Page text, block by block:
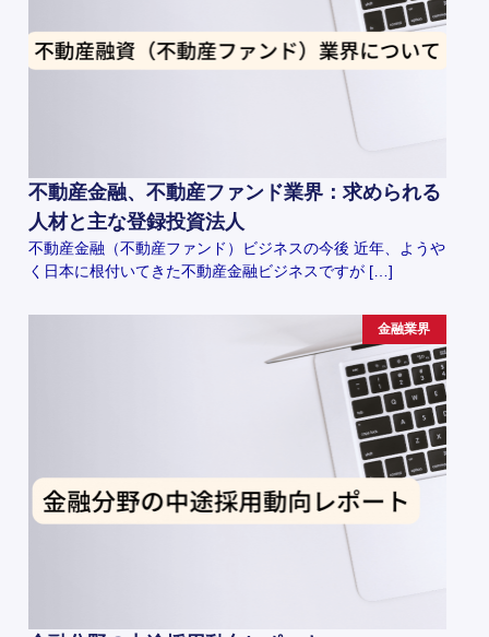
不動産金融、不動産ファンド業界：求められる
人材と主な登録投資法人
不動産金融（不動産ファンド）ビジネスの今後 近年、ようや
く日本に根付いてきた不動産金融ビジネスですが […]
金融業界